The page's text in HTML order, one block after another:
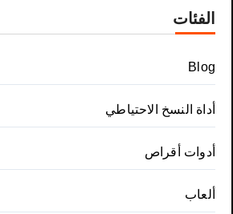
الفئات
Blog
أداة النسخ الاحتياطي
أدوات أقراص
ألعاب